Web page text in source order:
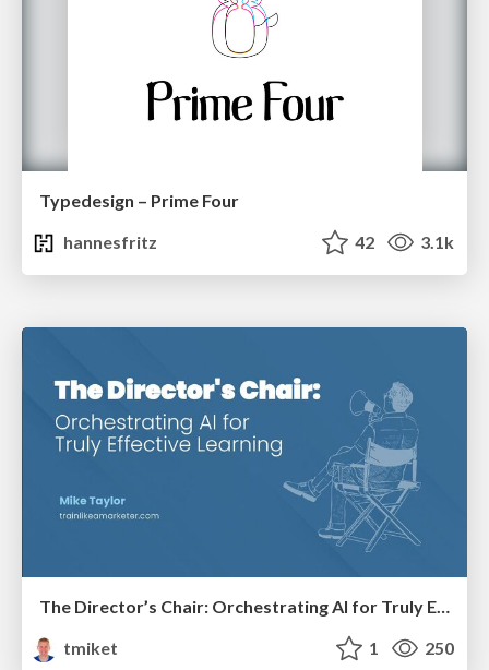
Typedesign – Prime Four
hannesfritz
42 3.1k
The Director’s Chair: Orchestrating AI for Truly Effective Learning
tmiket
1 250